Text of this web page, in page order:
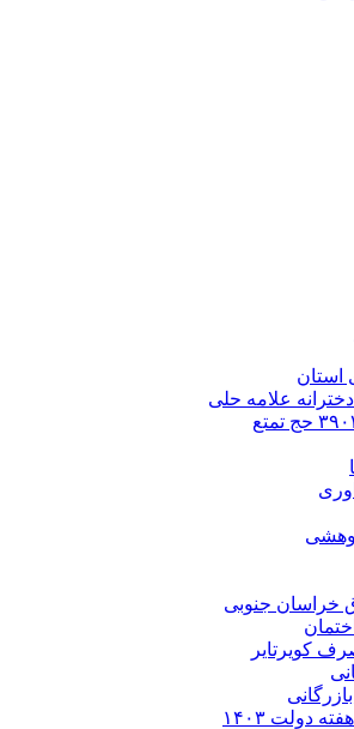
استان
علامه حلی
خراسان جنوبی
کویرتایر
بازرگانی
دولت ۱۴۰۳